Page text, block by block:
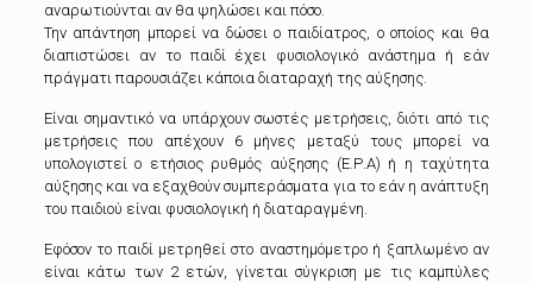
αναρωτιούνται αν θα ψηλώσει και πόσο.
Την απάντηση μπορεί να δώσει ο παιδίατρος, ο οποίος και θα
διαπιστώσει αν το παιδί έχει φυσιολογικό ανάστημα ή εάν
πράγματι παρουσιάζει κάποια διαταραχή της αύξησης.
Είναι σημαντικό να υπάρχουν σωστές μετρήσεις, διότι από τις
μετρήσεις που απέχουν 6 μήνες μεταξύ τους μπορεί να
υπολογιστεί ο ετήσιος ρυθμός αύξησης (Ε.Ρ.Α) ή η ταχύτητα
αύξησης και να εξαχθούν συμπεράσματα για το εάν η ανάπτυξη
του παιδιού είναι φυσιολογι­κή ή διαταραγμένη.
Εφόσον το παιδί μετρηθεί στο αναστημόμετρο ή ξαπλωμένο αν
είναι κάτω των 2 ετών, γίνεται σύγκριση με τις καμπύλες